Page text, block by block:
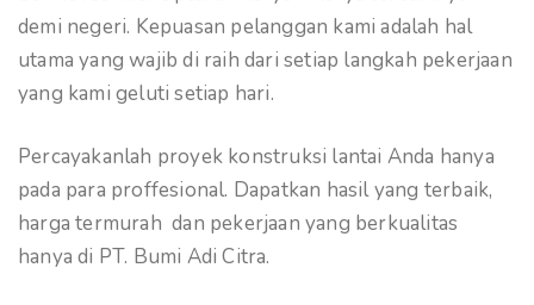
demi negeri. Kepuasan pelanggan kami adalah hal
utama yang wajib di raih dari setiap langkah pekerjaan
yang kami geluti setiap hari.
Percayakanlah proyek konstruksi lantai Anda hanya
pada para proffesional. Dapatkan hasil yang terbaik,
harga termurah dan pekerjaan yang berkualitas
hanya di PT. Bumi Adi Citra.